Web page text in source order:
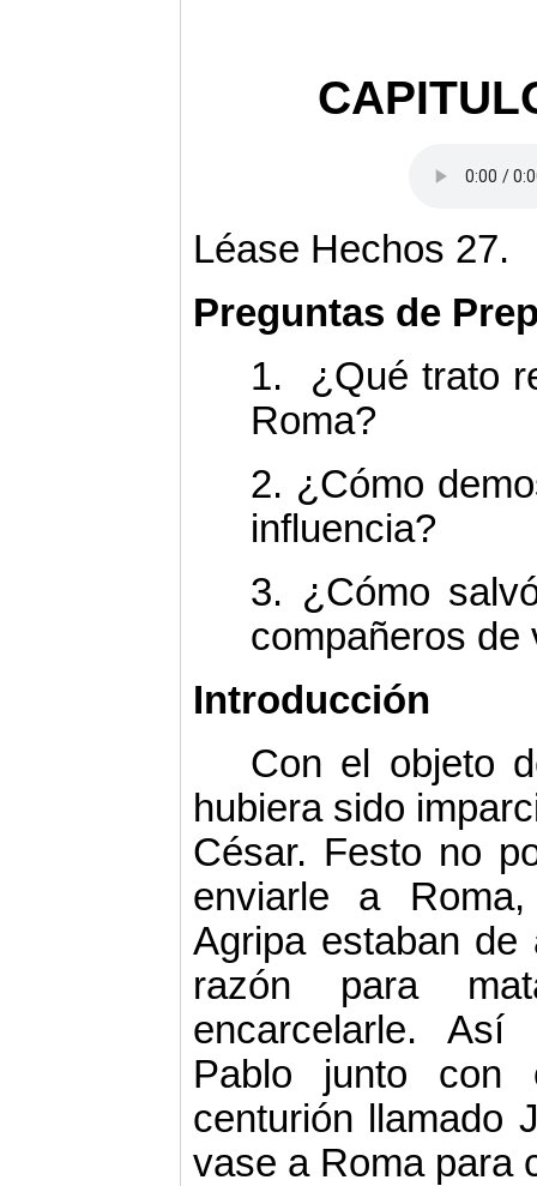
Léase Hechos 27.
Preguntas de
1.
¿Qué trato
Roma?
2. ¿Cómo
influencia?
3. ¿Cómo
compañeros de
Introducción
Con el objeto
hubiera sido
César. Festo no
enviarle a
Agripa estaban
razón para
encarcelarle.
Pablo junto con
centurión llamado
vase a Roma para